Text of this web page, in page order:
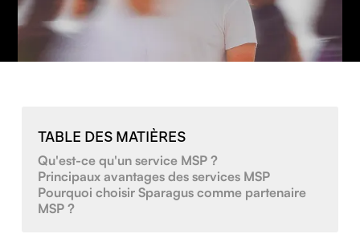
TABLE DES MATIÈRES
Qu'est-ce qu'un service MSP ?
Principaux avantages des services MSP
Pourquoi choisir Sparagus comme partenaire
MSP ?